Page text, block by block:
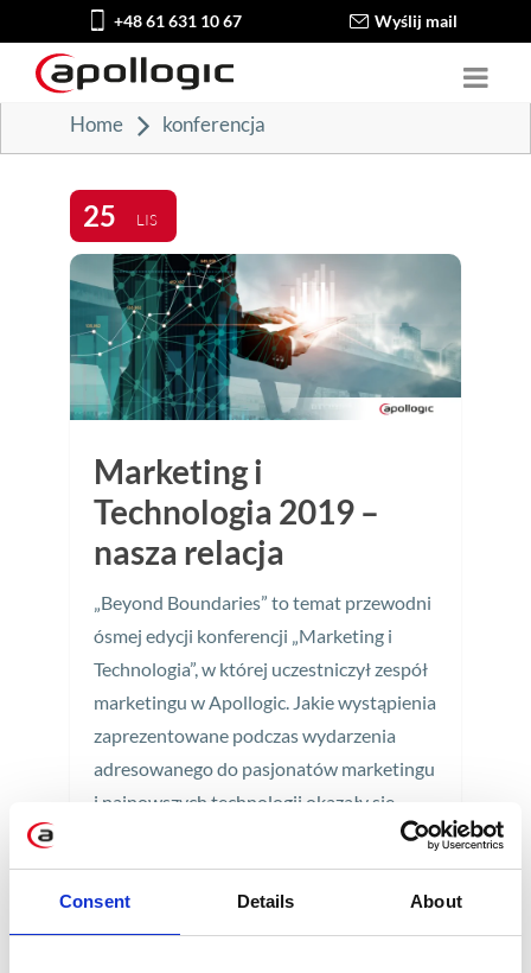
Consent Details About
+48 61 631 10 67 Wyślij mail
Home konferencja
25 LIS
Marketing i
Technologia 2019 –
nasza relacja
„Beyond Boundaries” to temat przewodni
ósmej edycji konferencji „Marketing i
Technologia”, w której uczestniczył zespół
marketingu w Apollogic. Jakie wystąpienia
zaprezentowane podczas wydarzenia
adresowanego do pasjonatów marketingu
i najnowszych technologii okazały się
najciekawsze? Dowiecie się tego z naszej
relacji.